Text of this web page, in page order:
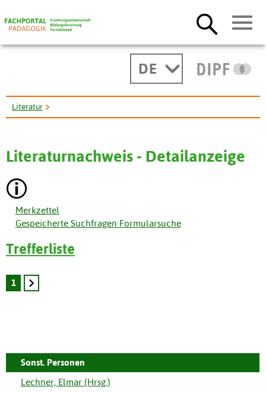
DE
Literatur
Literaturnachweis - Detailanzeige
Merkzettel
Gespeicherte Suchfragen Formularsuche
Trefferliste
1
Sonst. Personen
Lechner, Elmar (Hrsg.)